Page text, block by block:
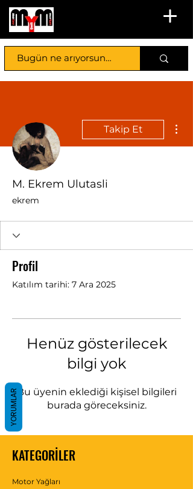
Takip Et
M. Ekrem Ulutasli
ekrem
Profil
Katılım tarihi: 7 Ara 2025
Henüz gösterilecek
bilgi yok
Bu üyenin eklediği kişisel bilgileri
burada göreceksiniz.
KATEGORİLER
Motor Yağları
YORUMLAR